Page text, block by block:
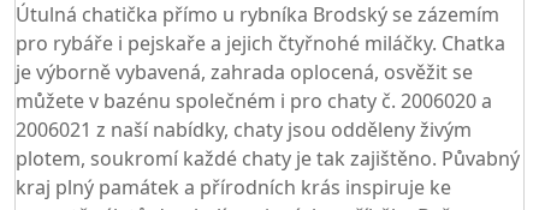
Útulná chatička přímo u rybníka Brodský se zázemím
pro rybáře i pejskaře a jejich čtyřnohé miláčky. Chatka
je výborně vybavená, zahrada oplocená, osvěžit se
můžete v bazénu společném i pro chaty č. 2006020 a
2006021 z naší nabídky, chaty jsou odděleny živým
plotem, soukromí každé chaty je tak zajištěno. Půvabný
kraj plný památek a přírodních krás inspiruje ke